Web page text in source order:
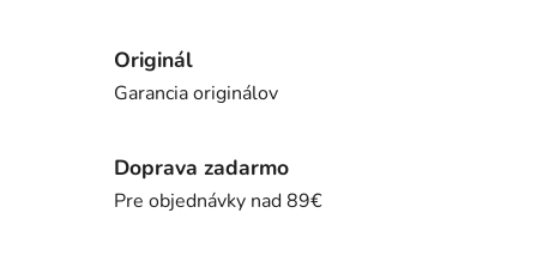
Originál
Garancia originálov
Doprava zadarmo
Pre objednávky nad 89€